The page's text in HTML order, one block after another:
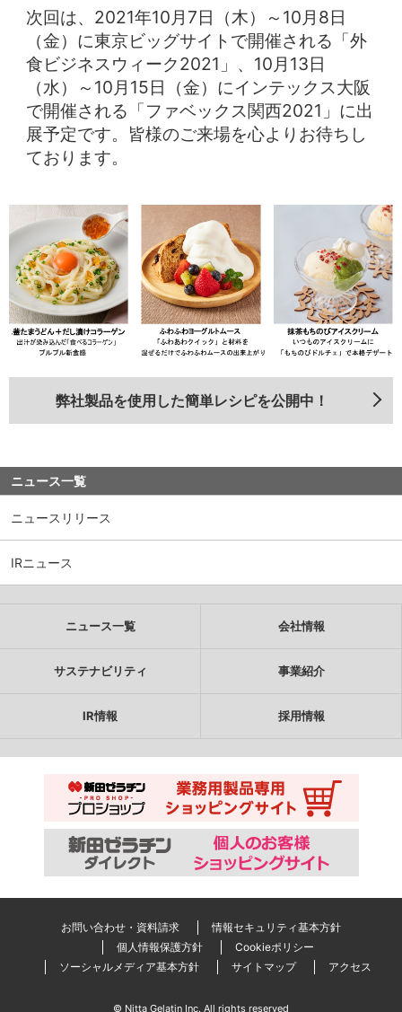
ニュース一覧
ニュースリリース
IRニュース
次回は、2021年10月7日（木）～10月8日
（金）に東京ビッグサイトで開催される「外
食ビジネスウィーク2021」、10月13日
（水）～10月15日（金）にインテックス大阪
で開催される「ファベックス関西2021」に出
展予定です。皆様のご来場を心よりお待ちし
ております。
弊社製品を使用した簡単レシピを公開中！
ニュース一覧 会社情報
サステナビリティ 事業紹介
IR情報 採用情報
お問い合わせ・資料請求
情報セキュリティ基本方針
個人情報保護方針
Cookieポリシー
ソーシャルメディア基本方針
サイトマップ アクセス
© Nitta Gelatin Inc. All rights reserved